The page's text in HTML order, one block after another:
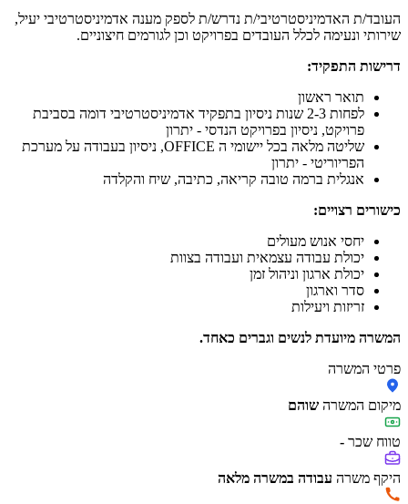
העובד/ת האדמיניסטרטיבי/ת נדרש/ת לספק מענה אדמיניסטרטיבי יעיל,
שירותי ונעימה לכלל העובדים בפרויקט וכן לגורמים חיצוניים.
דרישות התפקיד:
תואר ראשון
לפחות 2-3 שנות ניסיון בתפקיד אדמיניסטרטיבי דומה בסביבת
פרויקט, ניסיון בפרויקט הנדסי - יתרון
שליטה מלאה בכל יישומי ה OFFICE, ניסיון בעבודה על מערכת
הפריוריטי - יתרון
אנגלית ברמה טובה קריאה, כתיבה, שיח והקלדה
כישורים רצויים:
יחסי אנוש מעולים
יכולת עבודה עצמאית ועבודה בצוות
יכולת ארגון וניהול זמן
סדר וארגון
זריזות ויעילות
המשרה מיועדת לנשים וגברים כאחד.
פרטי המשרה
מיקום המשרה שוהם
טווח שכר -
היקף משרה עבודה במשרה מלאה